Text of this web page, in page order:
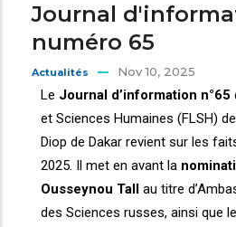
Journal
numéro 65
Actualités Nov 10, 2025
Le Journal d’information n°65
et Sciences Humaines (FLSH)
Diop de Dakar revient sur les
2025. Il met en avant la
Ousseynou Tall au titre
des Sciences russes, ainsi que